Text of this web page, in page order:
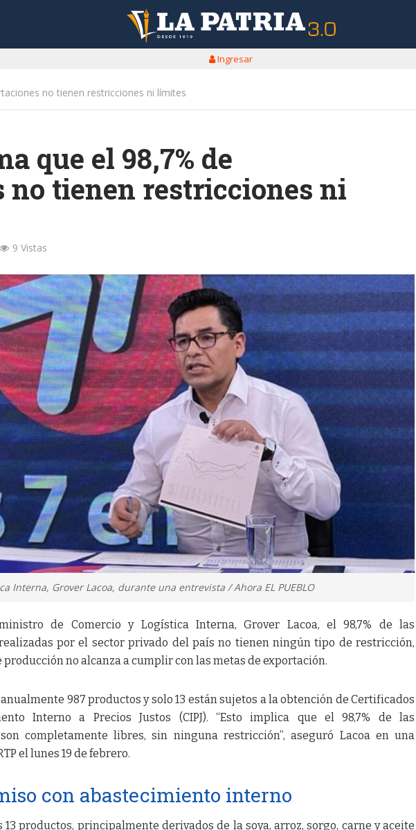
Ingresar
no tienen restricciones ni límites
que el 98,7% de
no tienen restricciones ni
9 Vistas
Interna, Grover Lacoa, durante una entrevista / Ahora EL PUEBLO
de Comercio y Logística Interna, Grover Lacoa, el 98,7% de las
por el sector privado del país no tienen ningún tipo de restricción,
producción no alcanza a cumplir con las metas de exportación.
987 productos y solo 13 están sujetos a la obtención de Certificados
Interno a Precios Justos (CIPJ). “Esto implica que el 98,7% de las
completamente libres, sin ninguna restricción”, aseguró Lacoa en una
el lunes 19 de febrero.
con abastecimiento interno
13 productos, principalmente derivados de la soya, arroz, sorgo, carne y aceite